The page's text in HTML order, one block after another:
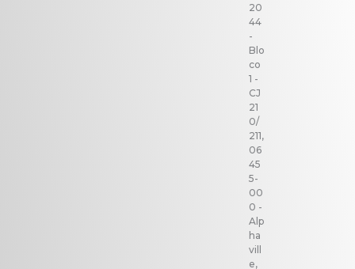
20
44
-
Blo
co
1 -
CJ
21
0/
211,
06
45
5-
00
0 -
Alp
ha
vill
e,